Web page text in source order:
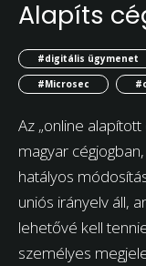
Alapíts
#digitális ügymenet
#Microsec
Az „online
magyar
hatályos
uniós irányelv áll,
lehetővé kell
személyes